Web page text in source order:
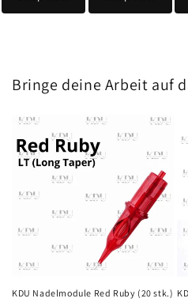
Bringe deine Arbeit auf
KDU Nadelmodule Red Ruby (20 stk.)